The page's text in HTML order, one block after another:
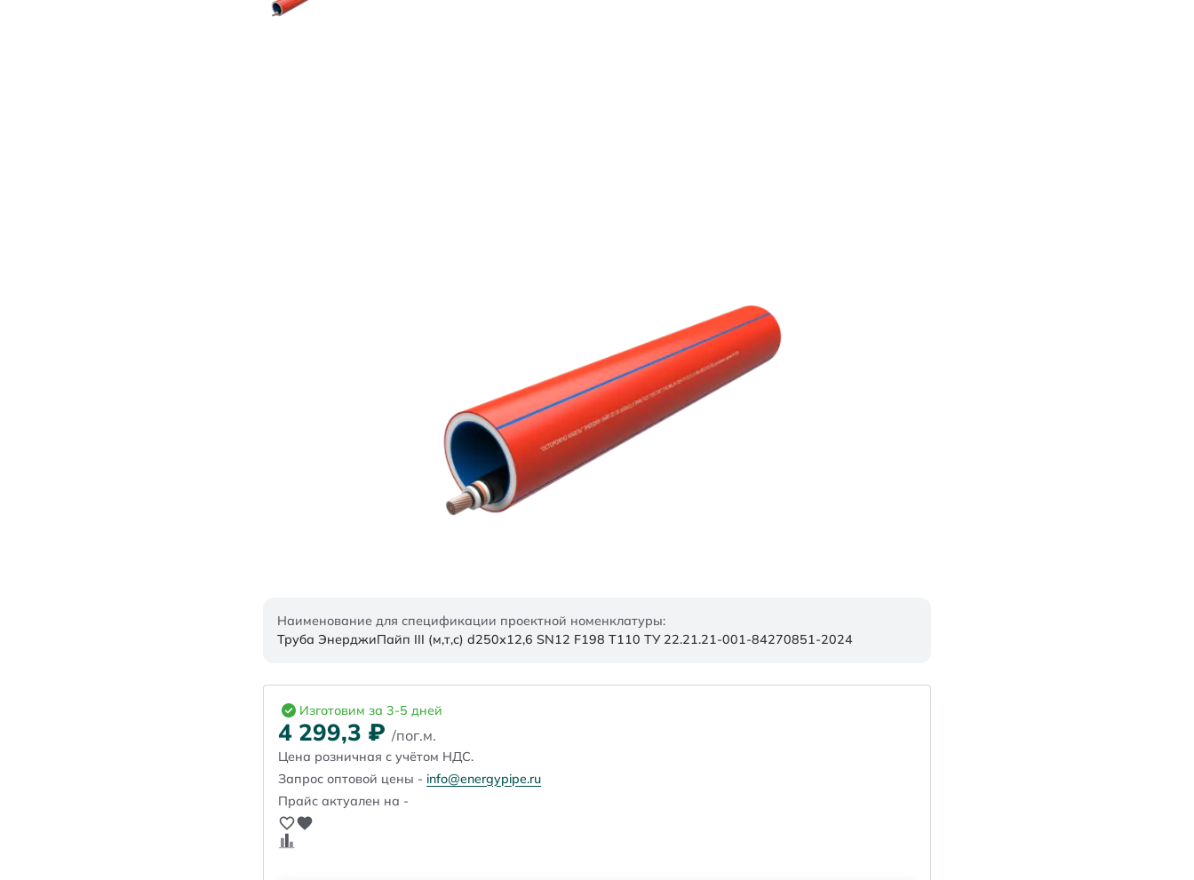
Наименование для спецификации проектной номенклатуры:
Труба ЭнерджиПайп III (м,т,с) d250х12,6 SN12 F198 Т110 ТУ 22.21.21-001-84270851-2024
Изготовим за 3-5 дней
4 299,3 ₽ /пог.м.
Цена розничная с учётом НДС.
Запрос оптовой цены - info@energypipe.ru
Прайс актуален на -